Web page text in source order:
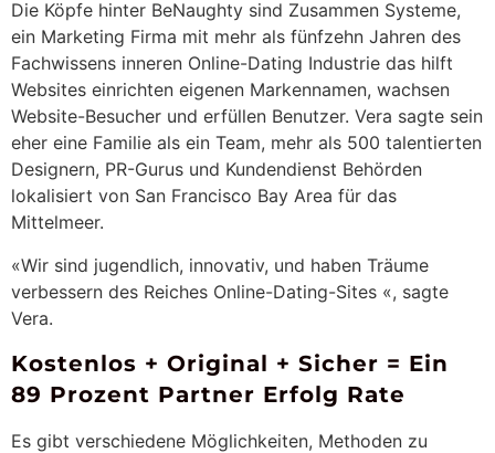
Die Köpfe hinter BeNaughty sind Zusammen Systeme,
ein Marketing Firma mit mehr als fünfzehn Jahren des
Fachwissens inneren Online-Dating Industrie das hilft
Websites einrichten eigenen Markennamen, wachsen
Website-Besucher und erfüllen Benutzer. Vera sagte sein
eher eine Familie als ein Team, mehr als 500 talentierten
Designern, PR-Gurus und Kundendienst Behörden
lokalisiert von San Francisco Bay Area für das
Mittelmeer.
«Wir sind jugendlich, innovativ, und haben Träume
verbessern des Reiches Online-Dating-Sites «, sagte
Vera.
Kostenlos + Original + Sicher = Ein
89 Prozent Partner Erfolg Rate
Es gibt verschiedene Möglichkeiten, Methoden zu